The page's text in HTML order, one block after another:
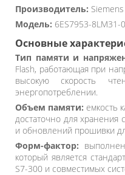
Производитель: Siemens
Модель: 6ES7953-8LM31-
Основные
Тип памяти и
Flash, работающая при
высокую скорость
энергопотреблении.
Объем памяти: емкость
достаточно для хранения
и обновлений прошивки
Форм-фактор:
который является
S7-300 и совместимых